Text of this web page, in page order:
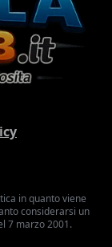
in quanto viene
considerarsi un
7 marzo 2001.